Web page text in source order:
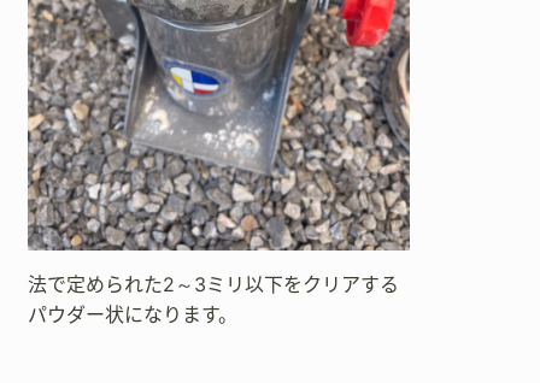
法で定められた2～3ミリ以下をクリアする
パウダー状になります。